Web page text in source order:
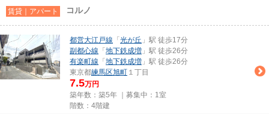
賃貸｜アパート コルノ
都営大江戸線 「 光が丘 」駅 徒歩17分
副都心線 「 地下鉄成増 」駅 徒歩26分
有楽町線 「 地下鉄成増 」駅 徒歩26分
東京都練馬区旭町 １丁目
7.5万円
築年数：築5年 ｜募集中： 1室
階数：4階建